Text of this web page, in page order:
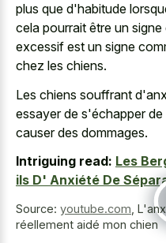
plus que d'habitude
cela pourrait être un
excessif est un signe
chez les chiens.
Les chiens souffrant
essayer de s'échapper
causer des dommages.
Intriguing read: Les
ils D' Anxiété De
Source: youtube.com
réellement aidé mon chien